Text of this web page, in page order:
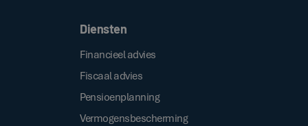
Diensten
Financieel advies
Fiscaal advies
Pensioenplanning
Vermogensbescherming